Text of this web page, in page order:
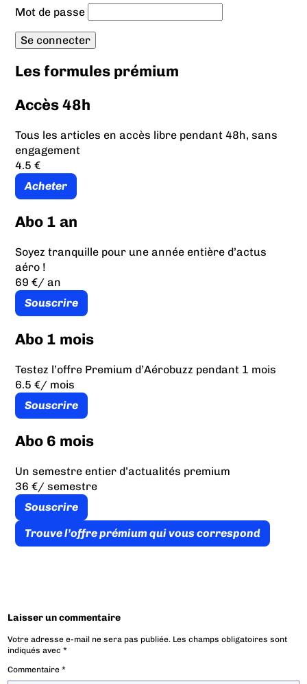
Mot de passe
Les formules prémium
Accès 48h
Tous les articles en accès libre pendant 48h, sans
engagement
4.5 €
Acheter
Abo 1 an
Soyez tranquille pour une année entière d’actus
aéro !
69 €/ an
Souscrire
Abo 1 mois
Testez l’offre Premium d’Aérobuzz pendant 1 mois
6.5 €/ mois
Souscrire
Abo 6 mois
Un semestre entier d’actualités premium
36 €/ semestre
Souscrire
Trouve l’offre prémium qui vous correspond
Laisser un commentaire
Votre adresse e-mail ne sera pas publiée. Les champs obligatoires sont
indiqués avec*
Commentaire*